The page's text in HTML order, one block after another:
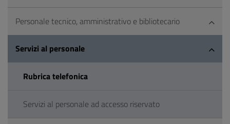
Personale tecnico, amministrativo e bibliotecario
Servizi al personale
Rubrica telefonica
Servizi al personale ad accesso riservato